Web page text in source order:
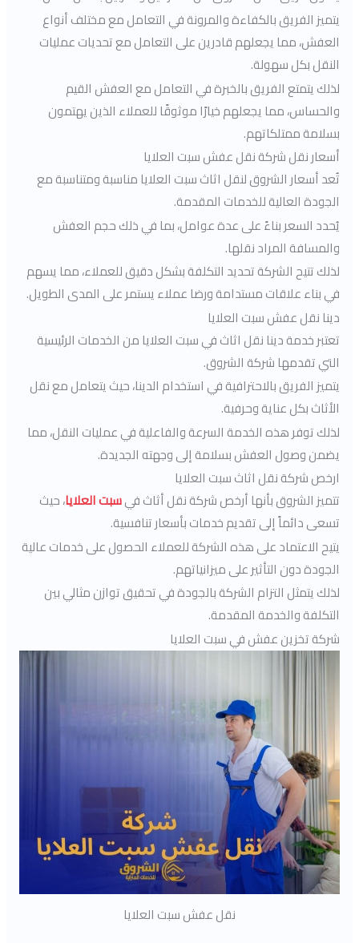
يتميز الفريق بالكفاءة والمرونة في التعامل مع مختلف أنواع
العفش، مما يجعلهم قادرين على التعامل مع تحديات عمليات
النقل بكل سهولة.
لذلك يتمتع الفريق بالخبرة في التعامل مع العفش القيم
والحساس، مما يجعلهم خيارًا موثوقًا للعملاء الذين يهتمون
بسلامة ممتلكاتهم.
أسعار نقل شركة نقل عفش سبت العلايا
تُعد أسعار الشروق لنقل اثاث سبت العلايا مناسبة ومتناسبة مع
الجودة العالية للخدمات المقدمة.
يُحدد السعر بناءً على عدة عوامل، بما في ذلك حجم العفش
والمسافة المراد نقلها.
لذلك تتيح الشركة تحديد التكلفة بشكل دقيق للعملاء، مما يسهم
في بناء علاقات مستدامة ورضا عملاء يستمر على المدى الطويل.
دينا نقل عفش سبت العلايا
تعتبر خدمة دينا نقل اثاث في سبت العلايا من الخدمات الرئيسية
التي تقدمها شركة الشروق.
يتميز الفريق بالاحترافية في استخدام الدينا، حيث يتعامل مع نقل
الأثاث بكل عناية وحرفية.
لذلك توفر هذه الخدمة السرعة والفاعلية في عمليات النقل، مما
يضمن وصول العفش بسلامة إلى وجهته الجديدة.
ارخص شركة نقل اثاث سبت العلايا
تتميز الشروق بأنها أرخص شركة نقل أثاث فيسبت العلايا، حيث
تسعى دائماً إلى تقديم خدمات بأسعار تنافسية.
يتيح الاعتماد على هذه الشركة للعملاء الحصول على خدمات عالية
الجودة دون التأثير على ميزانياتهم.
لذلك يتمثل التزام الشركة بالجودة في تحقيق توازن مثالي بين
التكلفة والخدمة المقدمة.
شركة تخزين عفش في سبت العلايا
نقل عفش سبت العلايا